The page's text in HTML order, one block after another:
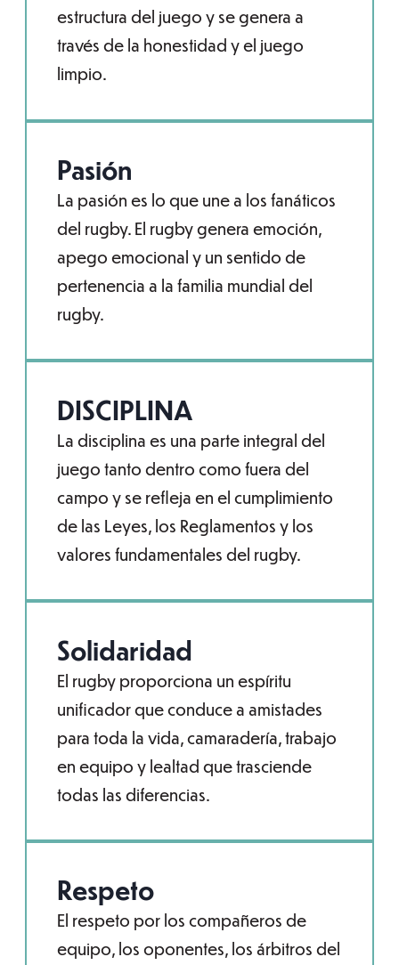
estructura del juego y se genera a
través de la honestidad y el juego
limpio.
Pasión
La pasión es lo que une a los fanáticos
del rugby. El rugby genera emoción,
apego emocional y un sentido de
pertenencia a la familia mundial del
rugby.
DISCIPLINA
La disciplina es una parte integral del
juego tanto dentro como fuera del
campo y se refleja en el cumplimiento
de las Leyes, los Reglamentos y los
valores fundamentales del rugby.
Solidaridad
El rugby proporciona un espíritu
unificador que conduce a amistades
para toda la vida, camaradería, trabajo
en equipo y lealtad que trasciende
todas las diferencias.
Respeto
El respeto por los compañeros de
equipo, los oponentes, los árbitros del